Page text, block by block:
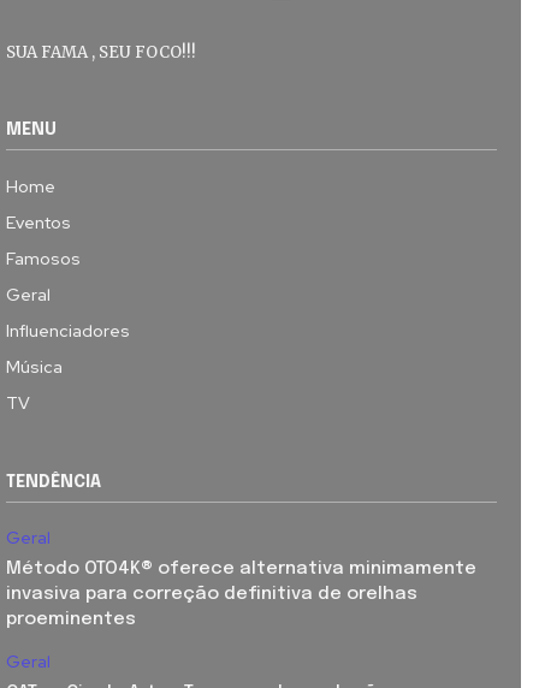
SUA FAMA , SEU FOCO!!!
MENU
Home
Eventos
Famosos
Geral
Influenciadores
Música
TV
TENDÊNCIA
Geral
Método OTO4K®️ oferece alternativa minimamente
invasiva para correção definitiva de orelhas
proeminentes
Geral